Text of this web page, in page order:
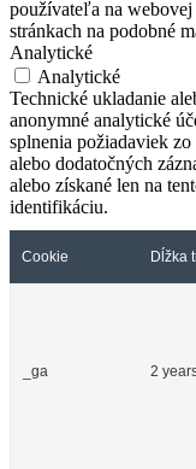
používateľa na
stránkach na podobné
Analytické
Analytické
Technické ukladanie
anonymné analytické
splnenia požiadaviek
alebo dodatočných
alebo získané len na
identifikáciu.
Cookie Dĺžka
_ga 2